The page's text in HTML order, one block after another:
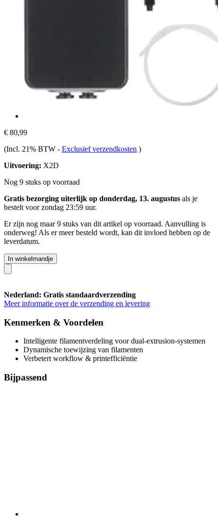
€ 80,99
(Incl. 21% BTW - Exclusief verzendkosten )
Uitvoering: X2D
Nog 9 stuks op voorraad
Gratis bezorging uiterlijk op donderdag, 13. augustus als je
bestelt voorzondag 23:59 uur.
Er zijn nog maar 9 stuks van dit artikel op voorraad. Aanvulling is
onderweg! Als er meer besteld wordt, kan dit invloed hebben op de
leverdatum.
In winkelmandje
Nederland: Gratis standaardverzending
Meer informatie over de verzending en levering
Kenmerken & Voordelen
Intelligente filamentverdeling voor dual-extrusion-systemen
Dynamische toewijzing van filamenten
Verbetert workflow & printefficiëntie
Bijpassend